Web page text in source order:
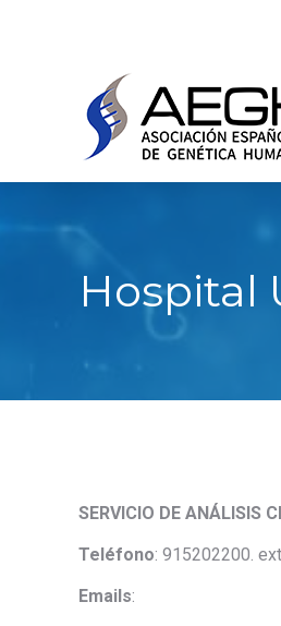
Hospital
SERVICIO DE ANÁLISIS
Teléfono: 915202200.
Emails: